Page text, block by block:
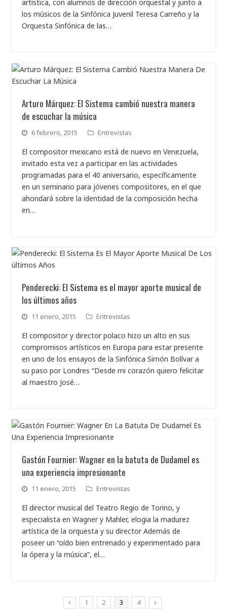
artística, con alumnos de dirección orquestal y junto a
los músicos de la Sinfónica Juvenil Teresa Carreño y la
Orquesta Sinfónica de las…
Arturo Márquez: El Sistema cambió nuestra manera
de escuchar la música
6 febrero, 2015 Entrevistas
El compositor mexicano está de nuevo en Venezuela,
invitado esta vez a participar en las actividades
programadas para el 40 aniversario, específicamente
en un seminario para jóvenes compositores, en el que
ahondará sobre la identidad de la composición hecha
en…
Penderecki: El Sistema es el mayor aporte musical de
los últimos años
11 enero, 2015 Entrevistas
El compositor y director polaco hizo un alto en sus
compromisos artísticos en Europa para estar presente
en uno de los ensayos de la Sinfónica Simón Bolívar a
su paso por Londres “Desde mi corazón quiero felicitar
al maestro José…
Gastón Fournier: Wagner en la batuta de Dudamel es
una experiencia impresionante
11 enero, 2015 Entrevistas
El director musical del Teatro Regio de Torino, y
especialista en Wagner y Mahler, elogia la madurez
artística de la orquesta y su director Además de
poseer un “oído bien entrenado y experimentado para
la ópera y la música”, el…
1 2 3 4